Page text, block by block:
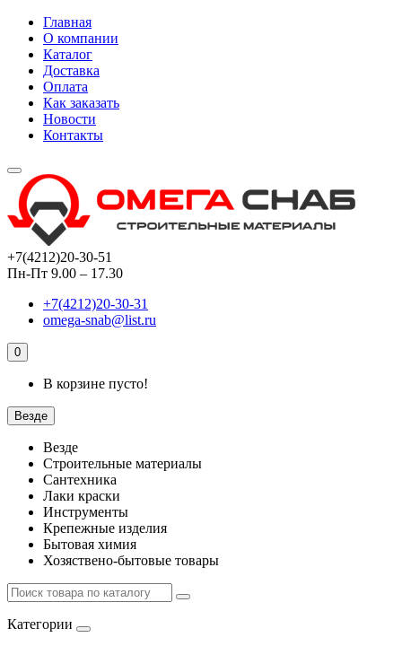
Главная
О компании
Каталог
Доставка
Оплата
Как заказать
Новости
Контакты
+7(4212)20-30-51
Пн-Пт 9.00 – 17.30
+7(4212)20-30-31
omega-snab@list.ru
0
В корзине пусто!
Везде
Везде
Строительные материалы
Сантехника
Лаки краски
Инструменты
Крепежные изделия
Бытовая химия
Хозяствено-бытовые товары
Категории